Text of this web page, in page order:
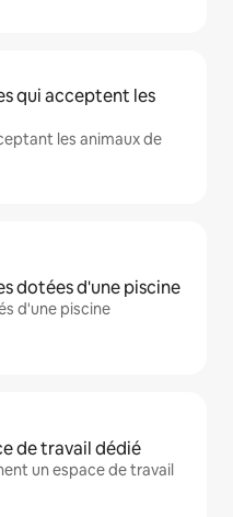
qui acceptent les
les animaux de
dotées d'une piscine
d'une piscine
de travail dédié
un espace de travail